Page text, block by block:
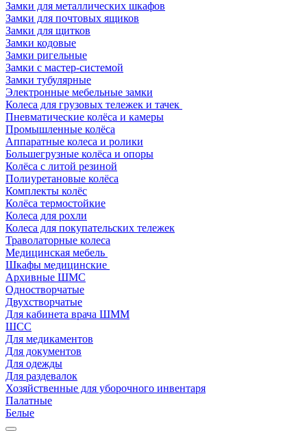
Замки для металлических шкафов
Замки для почтовых ящиков
Замки для щитков
Замки кодовые
Замки ригельные
Замки с мастер-системой
Замки тубулярные
Электронные мебельные замки
Колеса для грузовых тележек и тачек
Пневматические колёса и камеры
Промышленные колёса
Аппаратные колеса и ролики
Большегрузные колёса и опоры
Колёса с литой резиной
Полиуретановые колёса
Комплекты колёс
Колёса термостойкие
Колеса для рохли
Колеса для покупательских тележек
Траволаторные колеса
Медицинская мебель
Шкафы медицинские
Архивные ШМС
Одностворчатые
Двухстворчатые
Для кабинета врача ШММ
ШСС
Для медикаментов
Для документов
Для одежды
Для раздевалок
Хозяйственные для уборочного инвентаря
Палатные
Белые